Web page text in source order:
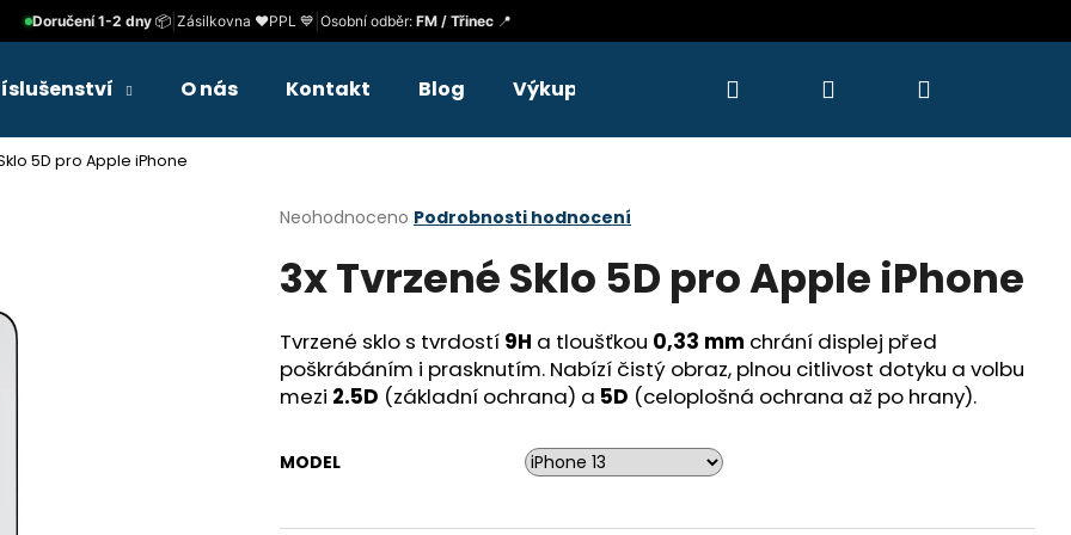
Doručení 1-2 dny📦| Zásilkovna ❤️PPL 💙 Osobní odběr: FM / Třinec📍
O nás Kontakt Blog Výkupy Přihlášení
5D pro Apple iPhone
Průměrné
produktu
je
z
5
hvězdiček.
Neohodnoceno Podrobnosti hodnocení
3x Tvrzené Sklo 5D pro Apple iPhone
Tvrzené sklo s tvrdostí 9H a tloušťkou 0,33 mm chrání displej před
poškrábáním i prasknutím. Nabízí čistý obraz, plnou citlivost dotyku a volbu
mezi 2.5D (základní ochrana) a 5D (celoplošná ochrana až po hrany).
MODEL
Co potřebujete najít?
HLEDAT